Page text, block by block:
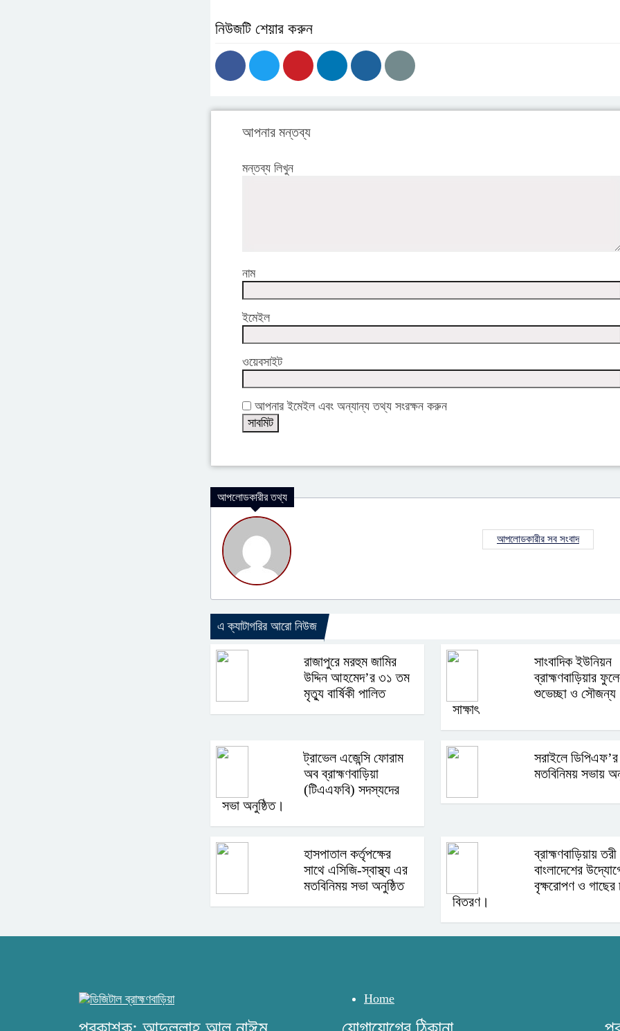
নিউজটি শেয়ার করুন
আপনার মন্তব্য
মন্তব্য লিখুন
নাম
ইমেইল
ওয়েবসাইট
আপনার ইমেইল এবং অন্যান্য তথ্য সংরক্ষন করুন
আপলোডকারীর তথ্য
আপলোডকারীর সব সংবাদ
এ ক্যাটাগরির আরো নিউজ
রাজাপুরে মরহুম জামির
উদ্দিন আহমেদ’র ৩১ তম
মৃত্যু বার্ষিকী পালিত
সাংবাদিক ইউনিয়ন
ব্রাহ্মণবাড়িয়ার
শুভেচ্ছা ও সৌজন্য
সাক্ষাৎ
ট্রাভেল এজেন্সি ফোরাম
অব ব্রাহ্মণবাড়িয়া
(টিএএফবি) সদস্যদের
সভা অনুষ্ঠিত।
সরাইলে ডিপিএফ’র
মতবিনিময় সভায়
হাসপাতাল কর্তৃপক্ষের
সাথে এসিজি-স্বাস্থ্য এর
মতবিনিময় সভা অনুষ্ঠিত
ব্রাহ্মণবাড়িয়ায় তরী
বাংলাদেশের
বৃক্ষরোপণ ও গাছের
বিতরণ।
Home